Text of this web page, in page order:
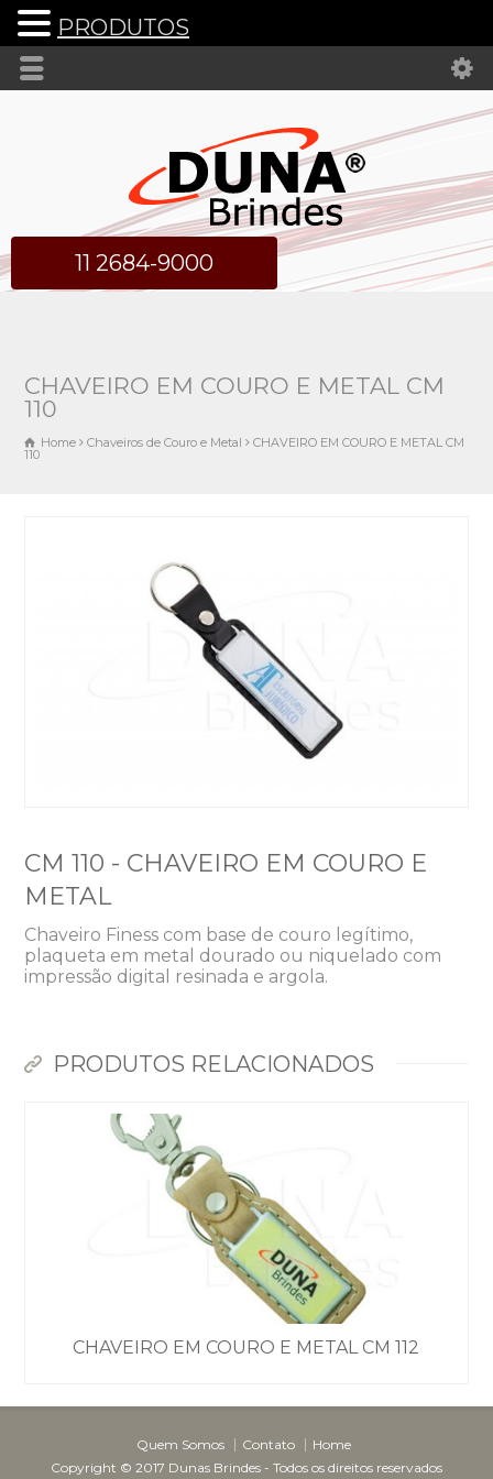
11 2684-9000
CHAVEIRO EM COURO E METAL CM
110
Home Chaveiros de Couro e Metal CHAVEIRO EM COURO E METAL CM
110
CM 110 - CHAVEIRO EM COURO E
METAL
Chaveiro Finess com base de couro legítimo,
plaqueta em metal dourado ou niquelado com
impressão digital resinada e argola.
PRODUTOS RELACIONADOS
CHAVEIRO EM COURO E METAL CM 112
Quem Somos Contato
Home
Copyright © 2017 Dunas Brindes - Todos os direitos reservados
Dunas Brindes
Normalmente responde em
minutos
PRODUTOS